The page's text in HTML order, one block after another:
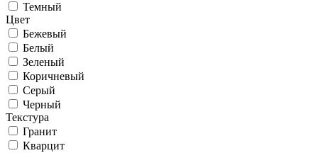
Темный
Цвет
Бежевый
Белый
Зеленый
Коричневый
Серый
Черный
Текстура
Гранит
Кварцит